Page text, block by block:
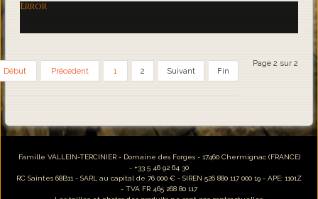
Error
Page 2 sur 2
Début Précédent 1 2 Suivant Fin
Famille VALLEIN-TERCINIER - Domaine des Forges - 17460 Chermignac (FRANCE)
- +33 5 46 92 64 30
RC Saintes 68B11 - SARL au capital de 76 000 € - SIREN 526 880 117 000 19 - APE: 1101Z
- TVA FR 465 268 80 117